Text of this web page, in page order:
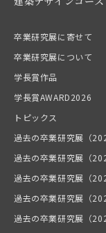
卒業研究展に寄せて
卒業研究展について
学長賞作品
学長賞AWARD2026
トピックス
過去の卒業研究展（
過去の卒業研究展（
過去の卒業研究展（
過去の卒業研究展（
過去の卒業研究展（